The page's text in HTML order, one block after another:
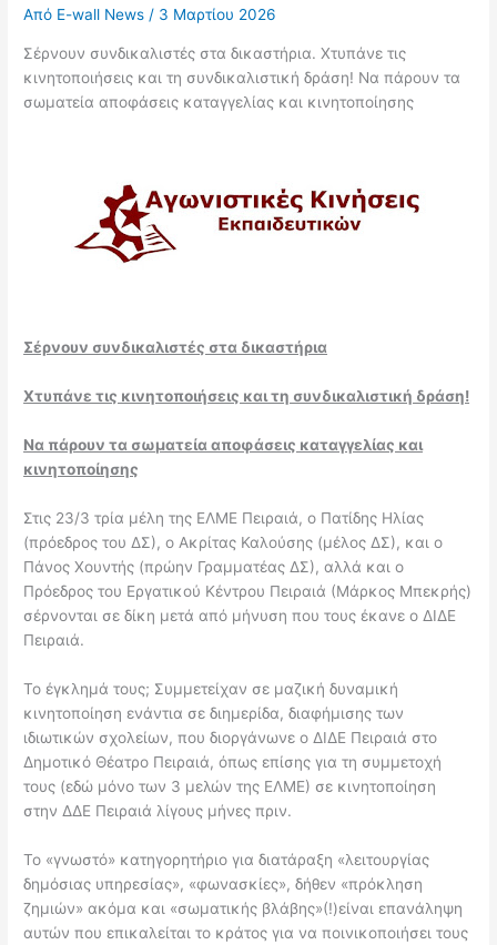
Από E-wall News / 3 Μαρτίου 2026
Σέρνουν συνδικαλιστές στα δικαστήρια. Χτυπάνε τις
κινητοποιήσεις και τη συνδικαλιστική δράση! Να πάρουν τα
σωματεία αποφάσεις καταγγελίας και κινητοποίησης
Σέρνουν συνδικαλιστές στα δικαστήρια
Χτυπάνε τις κινητοποιήσεις και τη συνδικαλιστική δράση!
Να πάρουν τα σωματεία αποφάσεις καταγγελίας και
κινητοποίησης
Στις 23/3 τρία μέλη της ΕΛΜΕ Πειραιά, ο Πατίδης Ηλίας
(πρόεδρος του ΔΣ), ο Ακρίτας Καλούσης (μέλος ΔΣ), και ο
Πάνος Χουντής (πρώην Γραμματέας ΔΣ), αλλά και ο
Πρόεδρος του Εργατικού Κέντρου Πειραιά (Μάρκος Μπεκρής)
σέρνονται σε δίκη μετά από μήνυση που τους έκανε ο ΔΙΔΕ
Πειραιά.
Το έγκλημά τους; Συμμετείχαν σε μαζική δυναμική
κινητοποίηση ενάντια σε διημερίδα, διαφήμισης των
ιδιωτικών σχολείων, που διοργάνωνε ο ΔΙΔΕ Πειραιά στο
Δημοτικό Θέατρο Πειραιά, όπως επίσης για τη συμμετοχή
τους (εδώ μόνο των 3 μελών της ΕΛΜΕ) σε κινητοποίηση
στην ΔΔΕ Πειραιά λίγους μήνες πριν.
Το «γνωστό» κατηγορητήριο για διατάραξη «λειτουργίας
δημόσιας υπηρεσίας», «φωνασκίες», δήθεν «πρόκληση
ζημιών» ακόμα και «σωματικής βλάβης»(!)είναι επανάληψη
αυτών που επικαλείται το κράτος για να ποινικοποιήσει τους